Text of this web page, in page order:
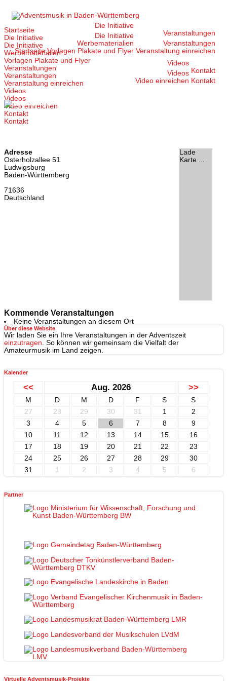
Inhalt
Startseite
Die Initiative
Die Initiative
Werbematerialien
Vorlagen Plakate und Flyer
Veranstaltungen
Veranstaltungen
Veranstaltung einreichen
Videos
Videos
Video einreichen
Kontakt
Kontakt
Startseite
Die Initiative
Die Initiative
Werbematerialien
Vorlagen Plakate und Flyer
Veranstaltungen
Veranstaltungen
Veranstaltung einreichen
Videos
Videos
Video einreichen
Kontakt
Kontakt
Lade
Karte ...
Adresse
Osterholzallee 51
Ludwigsburg
Baden-Württemberg
71636
Deutschland
Kommende Veranstaltungen
Keine Veranstaltungen an diesem Ort
Über diese Website
Wir laden Sie ein Ihre Veranstaltungen in der Adventszeit
einzutragen. So können wir gemeinsam die Vielfalt der
Amateurmusik im Land zeigen.
Kalender
<< Aug. 2026 >>
M D M D F S
S
27
28 29 30 31 1
2
3
4 5 6 7 8
9
10
11 12 13 14 15
16
17
18 19 20 21 22
23
24
25 26 27 28 29
30
31
1 2 3 4 5 6
Partner
Virtuelle Adventsmusik-Projekte